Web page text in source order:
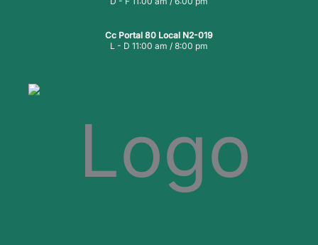
Cc Portal 80 Local N2-019
L - D 11:00 am / 8:00 pm